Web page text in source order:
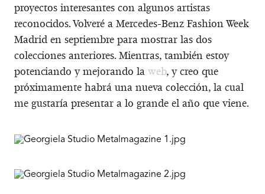
proyectos interesantes con algunos artistas
reconocidos. Volveré a Mercedes-Benz Fashion Week
Madrid en septiembre para mostrar las dos
colecciones anteriores. Mientras, también estoy
potenciando y mejorando la web, y creo que
próximamente habrá una nueva colección, la cual
me gustaría presentar a lo grande el año que viene.